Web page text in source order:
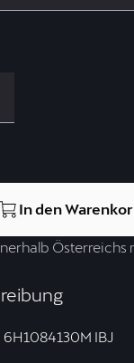
6H1084130M IBJ
In den
Österreichs